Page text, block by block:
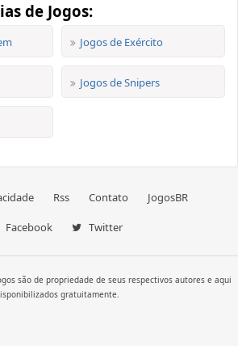
de Jogos:
Jogos de Exército
Jogos de Snipers
Rss Contato JogosBR
Facebook Twitter
são de propriedade de seus respectivos autores e aqui
gratuitamente.